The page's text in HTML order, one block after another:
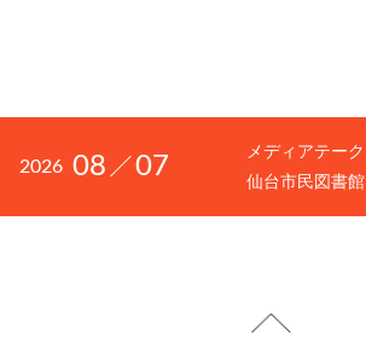
2026 08 07
メディアテーク
仙台市民図書館